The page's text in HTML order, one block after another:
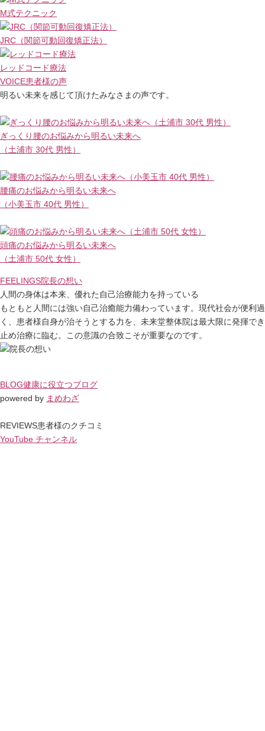
M式テクニック
JRC（関節可動回復矯正法）
レッドコード療法
VOICE患者様の声
明るい未来を感じて頂けたみなさまの声です。
ぎっくり腰のお悩みから明るい未来へ
（土浦市 30代 男性）
腰痛のお悩みから明るい未来へ
（小美玉市 40代 男性）
頭痛のお悩みから明るい未来へ
（土浦市 50代 女性）
FEELINGS院長の想い
人間の身体は本来、優れた自己治療能力を持っている
もともと人間には強い自己治癒能力備わっています。現代社会が便
く、患者様自身が治そうとする力を、未来堂整体院は最大限に発揮
止め治療に臨む。この意識の合致こそが重要なのです。
BLOG健康に役立つブログ
powered by まめわざ
REVIEWS患者様のクチコミ
YouTube チャンネル